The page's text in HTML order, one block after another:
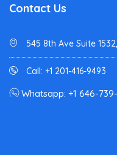
Contact Us
545 8th Ave Suite
Call: +1 201-416-9493
Whatsapp: +1 646-